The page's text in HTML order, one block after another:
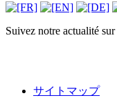
Suivez notre actualité
サイトマップ